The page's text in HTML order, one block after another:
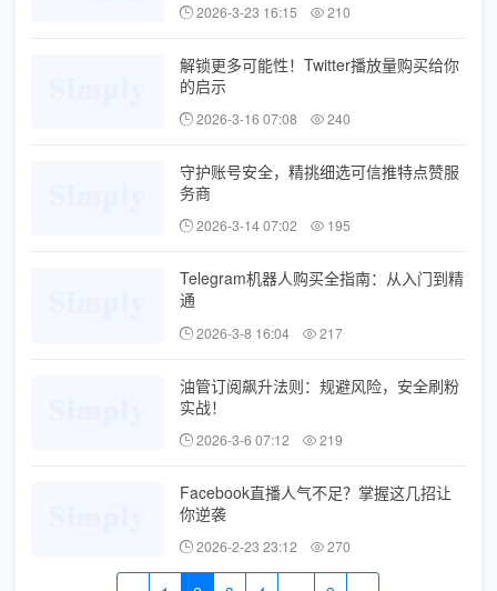
2026-3-23 16:15 210
解锁更多可能性！Twitter播放量购买给你
的启示
2026-3-16 07:08 240
守护账号安全，精挑细选可信推特点赞服
务商
2026-3-14 07:02 195
Telegram机器人购买全指南：从入门到精
通
2026-3-8 16:04 217
油管订阅飙升法则：规避风险，安全刷粉
实战！
2026-3-6 07:12 219
Facebook直播人气不足？掌握这几招让
你逆袭
2026-2-23 23:12 270